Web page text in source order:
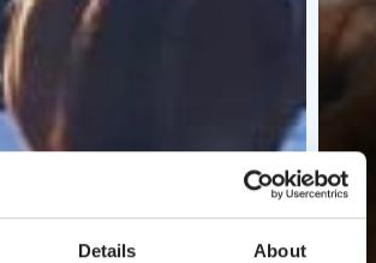
Details About